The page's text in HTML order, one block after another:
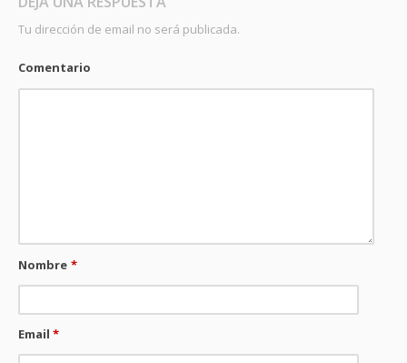
Tu dirección de email no será publicada.
Comentario
Nombre *
Email*